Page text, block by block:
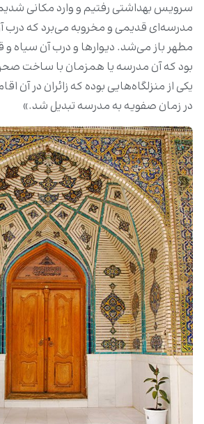
سرویس بهداشتی رفتیم و وارد مکانی شدیم
مدرسه‌ای قدیمی و مخروبه می‌برد که
مطهر باز می‌شد. دیوارها و درب آن
بود که آن مدرسه یا همزمان با ساخت
یکی از منزلگاه‌هایی بوده که زائران در آن
در زمان صفویه به مدرسه تبدیل شد.»